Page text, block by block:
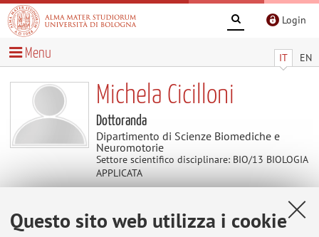
Questo sito web utilizza i cookie
Login
IT EN
Menu
Michela Cicilloni
Dottoranda
Dipartimento di Scienze Biomediche e
Neuromotorie
Settore scientifico disciplinare: BIO/13 BIOLOGIA
APPLICATA
Contenuti utili